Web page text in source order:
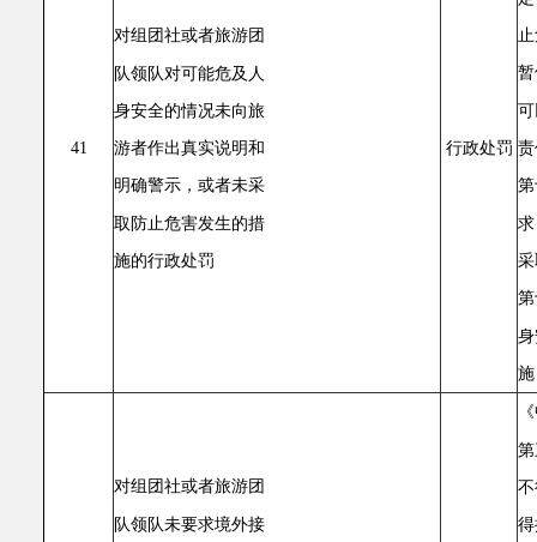
41
对组团社或者旅游团
队领队对可能危及人
身安全的情况未向旅
游者作出真实说明和
明确警示，或者未采
取防止危害发生的措
施的行政处罚
行政处罚
对组团社或者旅游团
队领队未要求境外接